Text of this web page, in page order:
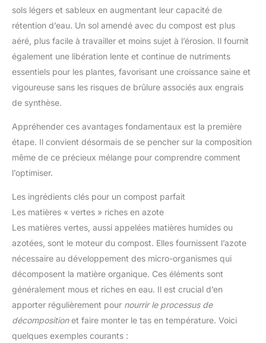
sols légers et sableux en augmentant leur capacité de
rétention d’eau. Un sol amendé avec du compost est plus
aéré, plus facile à travailler et moins sujet à l’érosion. Il fournit
également une libération lente et continue de nutriments
essentiels pour les plantes, favorisant une croissance saine et
vigoureuse sans les risques de brûlure associés aux engrais
de synthèse.
Appréhender ces avantages fondamentaux est la première
étape. Il convient désormais de se pencher sur la composition
même de ce précieux mélange pour comprendre comment
l’optimiser.
Les ingrédients clés pour un compost parfait
Les matières « vertes » riches en azote
Les matières vertes, aussi appelées matières humides ou
azotées, sont le moteur du compost. Elles fournissent l’azote
nécessaire au développement des micro-organismes qui
décomposent la matière organique. Ces éléments sont
généralement mous et riches en eau. Il est crucial d’en
apporter régulièrement pour nourrir le processus de
décompositionet faire monter le tas en température. Voici
quelques exemples courants :